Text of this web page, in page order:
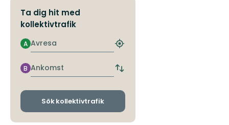
Ta dig hit med
kollektivtrafik
Avresa
A
Hitta
hållplats
Ankomst
B
Byt
och
Sök kollektivtrafik